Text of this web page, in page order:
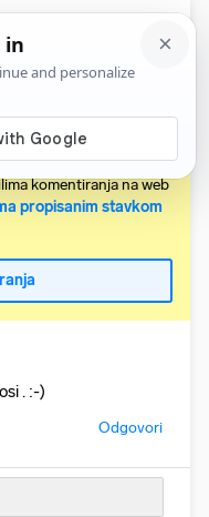
Relevantni
članke obvezan je
komentiranja na web
propisanim stavkom
. :-)
Odgovori